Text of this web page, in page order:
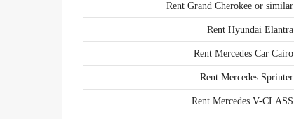
Rent Grand Cherokee or similar
Rent Hyundai Elantra
Rent Mercedes Car Cairo
Rent Mercedes Sprinter
Rent Mercedes V-CLASS